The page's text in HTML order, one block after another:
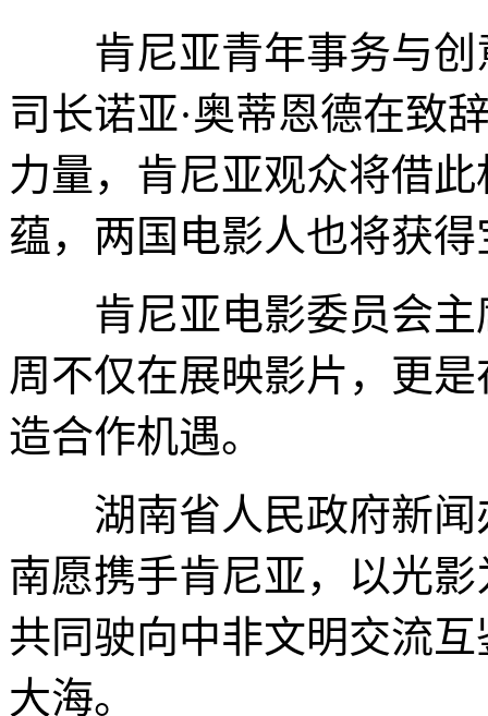
肯尼亚青年事务与创
司长诺亚·奥蒂恩德在致
力量，肯尼亚观众将借
蕴，两国电影人也将获
肯尼亚电影委员会主
周不仅在展映影片，更
造合作机遇。
湖南省人民政府新闻
南愿携手肯尼亚，以光
共同驶向中非文明交流
大海。